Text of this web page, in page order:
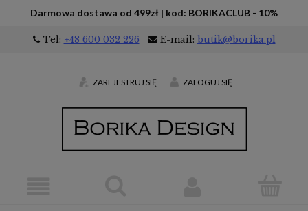
Darmowa dostawa od 499zł | kod: BORIKACLUB - 10%
Tel: +48 600 032 226 E-mail: butik@borika.pl
ZAREJESTRUJ SIĘ ZALOGUJ SIĘ